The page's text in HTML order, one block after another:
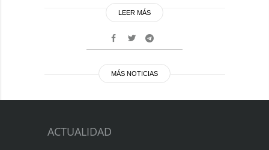
LEER MÁS
MÁS NOTICIAS
ACTUALIDAD